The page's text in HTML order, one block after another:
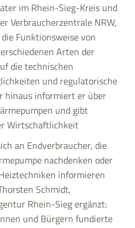
im Rhein-Sieg-Kreis und
Verbraucherzentrale NRW,
Funktionsweise von
Arten der
die technischen
und regulatorische
hinaus informiert er über
und gibt
Wirtschaftlichkeit
an Endverbraucher, die
nachdenken oder
informieren
Schmidt,
Rhein-Sieg ergänzt:
und Bürgern fundierte